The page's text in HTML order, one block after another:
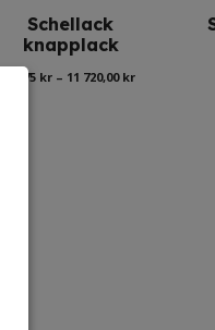
Schellack
knapplack
88,75 kr – 11 720,00 krPrisintervall: